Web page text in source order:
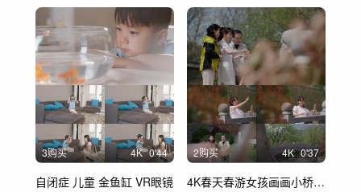
3购买 4K 0'44
自闭症 儿童 金鱼缸 VR眼镜
2购买 4K 0'37
4K春天春游女孩画画小桥游客